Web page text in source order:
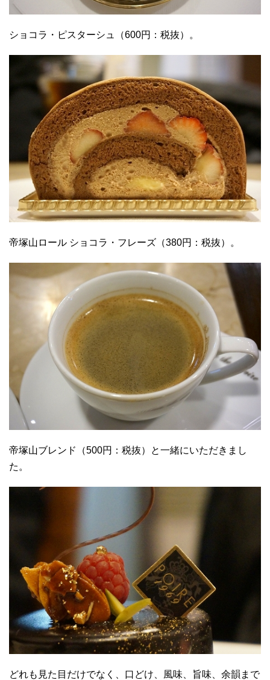
ショコラ・ピスターシュ（600円：税抜）。
帝塚山ロール ショコラ・フレーズ（380円：税抜）。
帝塚山ブレンド（500円：税抜）と一緒にいただきまし
た。
どれも見た目だけでなく、口どけ、風味、旨味、余韻まで